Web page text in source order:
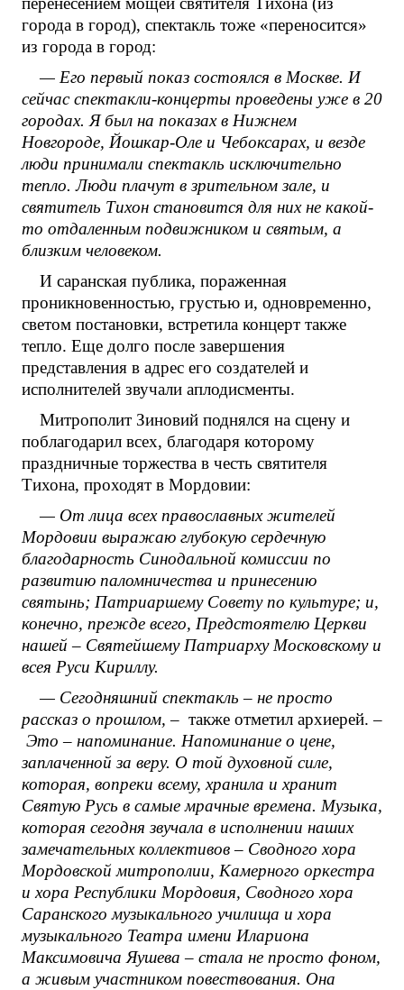
города в город), спектакль тоже «переносится»
из города в город:
— Его первый показ состоялся в Москве. И
сейчас спектакли-концерты проведены уже в 20
городах. Я был на показах в Нижнем
Новгороде, Йошкар-Оле и Чебоксарах, и везде
люди принимали спектакль исключительно
тепло. Люди плачут в зрительном зале, и
святитель Тихон становится для них не какой-
то отдаленным подвижником и святым, а
близким человеком.
И саранская публика, пораженная
проникновенностью, грустью и, одновременно,
светом постановки, встретила концерт также
тепло. Еще долго после завершения
представления в адрес его создателей и
исполнителей звучали аплодисменты.
Митрополит Зиновий поднялся на сцену и
поблагодарил всех, благодаря которому
праздничные торжества в честь святителя
Тихона, проходят в Мордовии:
— От лица всех православных жителей
Мордовии выражаю глубокую сердечную
благодарность Синодальной комиссии по
развитию паломничества и принесению
святынь; Патриаршему Совету по культуре; и,
конечно, прежде всего, Предстоятелю Церкви
нашей – Святейшему Патриарху Московскому и
всея Руси Кириллу.
— Сегодняшний спектакль – не просто
рассказ о прошлом, – также отметил архиерей. –
Это – напоминание. Напоминание о цене,
заплаченной за веру. О той духовной силе,
которая, вопреки всему, хранила и хранит
Святую Русь в самые мрачные времена. Музыка,
которая сегодня звучала в исполнении наших
замечательных коллективов – Сводного хора
Мордовской митрополии, Камерного оркестра
и хора Республики Мордовия, Сводного хора
Саранского музыкального училища и хора
музыкального Театра имени Илариона
Максимовича Яушева – стала не просто фоном,
а живым участником повествования. Она